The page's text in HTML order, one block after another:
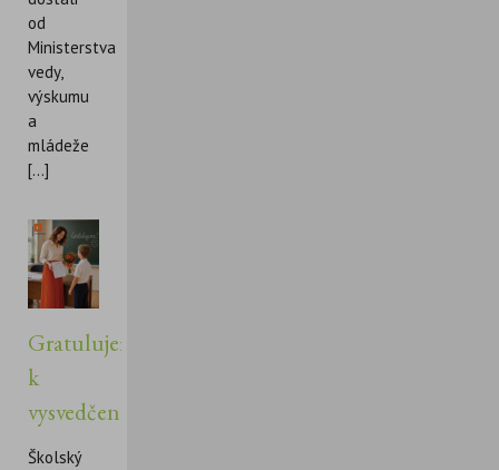
od
Ministerstva
vedy,
výskumu
a
mládeže
[...]
Gratulujeme
k
vysvedčeniu!
Školský